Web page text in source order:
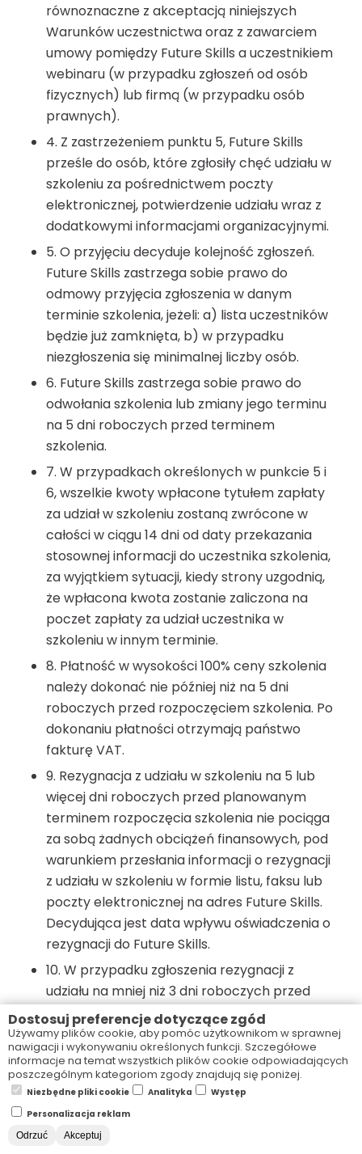
równoznaczne z akceptacją niniejszych
Warunków uczestnictwa oraz z zawarciem
umowy pomiędzy Future Skills a uczestnikiem
webinaru (w przypadku zgłoszeń od osób
fizycznych) lub firmą (w przypadku osób
prawnych).
4. Z zastrzeżeniem punktu 5, Future Skills
prześle do osób, które zgłosiły chęć udziału w
szkoleniu za pośrednictwem poczty
elektronicznej, potwierdzenie udziału wraz z
dodatkowymi informacjami organizacyjnymi.
5. O przyjęciu decyduje kolejność zgłoszeń.
Future Skills zastrzega sobie prawo do
odmowy przyjęcia zgłoszenia w danym
terminie szkolenia, jeżeli: a) lista uczestników
będzie już zamknięta, b) w przypadku
niezgłoszenia się minimalnej liczby osób.
6. Future Skills zastrzega sobie prawo do
odwołania szkolenia lub zmiany jego terminu
na 5 dni roboczych przed terminem
szkolenia.
7. W przypadkach określonych w punkcie 5 i
6, wszelkie kwoty wpłacone tytułem zapłaty
za udział w szkoleniu zostaną zwrócone w
całości w ciągu 14 dni od daty przekazania
stosownej informacji do uczestnika szkolenia,
za wyjątkiem sytuacji, kiedy strony uzgodnią,
że wpłacona kwota zostanie zaliczona na
poczet zapłaty za udział uczestnika w
szkoleniu w innym terminie.
8. Płatność w wysokości 100% ceny szkolenia
należy dokonać nie później niż na 5 dni
roboczych przed rozpoczęciem szkolenia. Po
dokonaniu płatności otrzymają państwo
fakturę VAT.
9. Rezygnacja z udziału w szkoleniu na 5 lub
więcej dni roboczych przed planowanym
terminem rozpoczęcia szkolenia nie pociąga
za sobą żadnych obciążeń finansowych, pod
warunkiem przesłania informacji o rezygnacji
z udziału w szkoleniu w formie listu, faksu lub
poczty elektronicznej na adres Future Skills.
Decydująca jest data wpływu oświadczenia o
rezygnacji do Future Skills.
10. W przypadku zgłoszenia rezygnacji z
udziału na mniej niż 3 dni roboczych przed
planowanym terminem rozpoczęcia
szkolenia, Future Skills zachowuje prawo do
pełnego wynagrodzenia.
11. Oświadczenie o chęci udziału w szkoleniu w
terminie innym niż potwierdzony przez
Future Skills zgodnie z punktem 4, jest
równoznaczne z rezygnacją z udziału w
Dostosuj preferencje dotyczące zgód
Używamy plików cookie, aby pomóc użytkownikom w sprawnej
nawigacji i wykonywaniu określonych funkcji. Szczegółowe
informacje na temat wszystkich plików cookie odpowiadających
poszczególnym kategoriom zgody znajdują się poniżej.
Niezbędne pliki cookie Analityka
Występ
Personalizacja reklam
Odrzuć Akceptuj